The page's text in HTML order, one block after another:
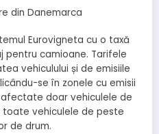
din Danemarca
Eurovigneta cu o taxă
camioane. Tarifele
vehiculului și de emisiile
se în zonele cu emisii
doar vehiculele de
toate vehiculele de peste
de drum.